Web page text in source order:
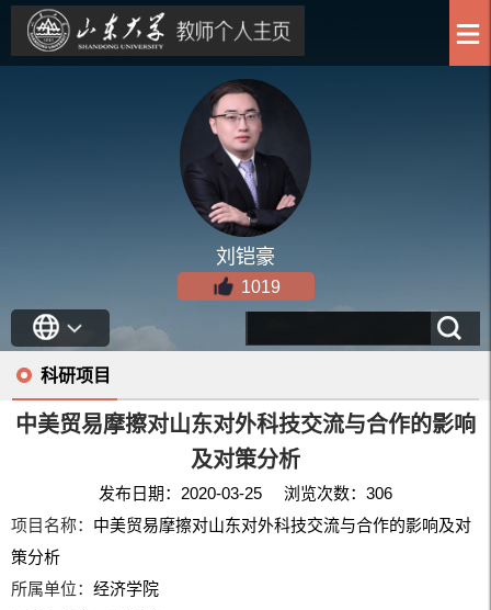
刘铠豪
1019
科研项目
中美贸易摩擦对山东对外科技交流与合作的影响
及对策分析
发布日期：2020-03-25 浏览次数： 306
项目名称： 中美贸易摩擦对山东对外科技交流与合作的影响及对
策分析
所属单位：经济学院